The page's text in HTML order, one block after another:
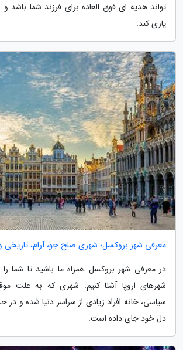
تواند هدیه ای فوق العاده برای فرزند شما باشد
یاری کند.
معرفی شهر بروکسل؛ شهری صلح جو، آرام،
در معرفی شهر بروکسل همراه ما باشید تا شما را
شهرهای اروپا آشنا کنیم. شهری که به علت
دل خود جای داده است.